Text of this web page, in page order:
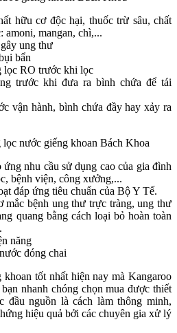
hữu cơ độc hại, thuốc trừ sâu, chất
amoni, mangan, chì,...
ung thư
bẩn
lọc RO trước khi lọc
trước khi đưa ra bình chứa để tái
vận hành, bình chứa đầy hay xảy ra
nước giếng khoan Bách Khoa
nhu cầu sử dụng cao của gia đình
bệnh viện, công xưởng,...
đáp ứng tiêu chuẩn của Bộ Y Tế.
mắc bệnh ung thư trực tràng, ung thư
quang bằng cách loại bỏ hoàn toàn
năng
đóng chai
tốt nhất hiện nay mà Kangaroo
nhanh chóng chọn mua được thiết
đầu nguồn là cách làm thông minh,
hiệu quả bởi các chuyên gia xử lý